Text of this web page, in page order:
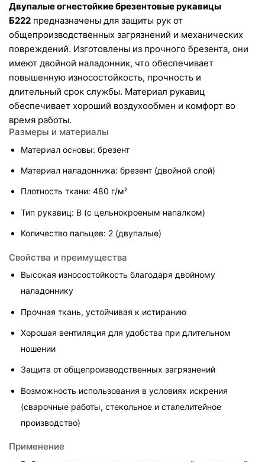
Двупалые огнестойкие брезентовые рукавицы
Б222 предназначены для защиты рук от
общепроизводственных загрязнений и механических
повреждений. Изготовлены из прочного брезента, они
имеют двойной наладонник, что обеспечивает
повышенную износостойкость, прочность и
длительный срок службы. Материал рукавиц
обеспечивает хороший воздухообмен и комфорт во
время работы.
Размеры и материалы
Материал основы: брезент
Материал наладонника: брезент (двойной слой)
Плотность ткани: 480 г/м²
Тип рукавиц: В (с цельнокроеным напалком)
Количество пальцев: 2 (двупалые)
Свойства и преимущества
Высокая износостойкость благодаря двойному
наладоннику
Прочная ткань, устойчивая к истиранию
Хорошая вентиляция для удобства при длительном
ношении
Защита от общепроизводственных загрязнений
Возможность использования в условиях искрения
(сварочные работы, стекольное и сталелитейное
производство)
Применение